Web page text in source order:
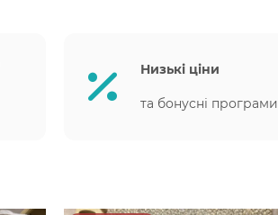
Низькі ціни
та бонусні програми